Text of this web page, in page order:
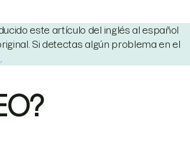
este artículo del inglés al español
Si detectas algún problema en el